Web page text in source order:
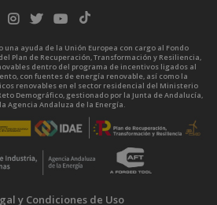
una ayuda de la Unión Europea con cargo al Fondo
Plan de Recuperación, Transformación y Resiliencia,
dentro del programa de incentivos ligados al
con fuentes de energía renovable, así como la
renovables en el sector residencial del Ministerio
Demográfico, gestionado por la Junta de Andalucía,
Agencia Andaluza de la Energía.
y Condiciones de Uso